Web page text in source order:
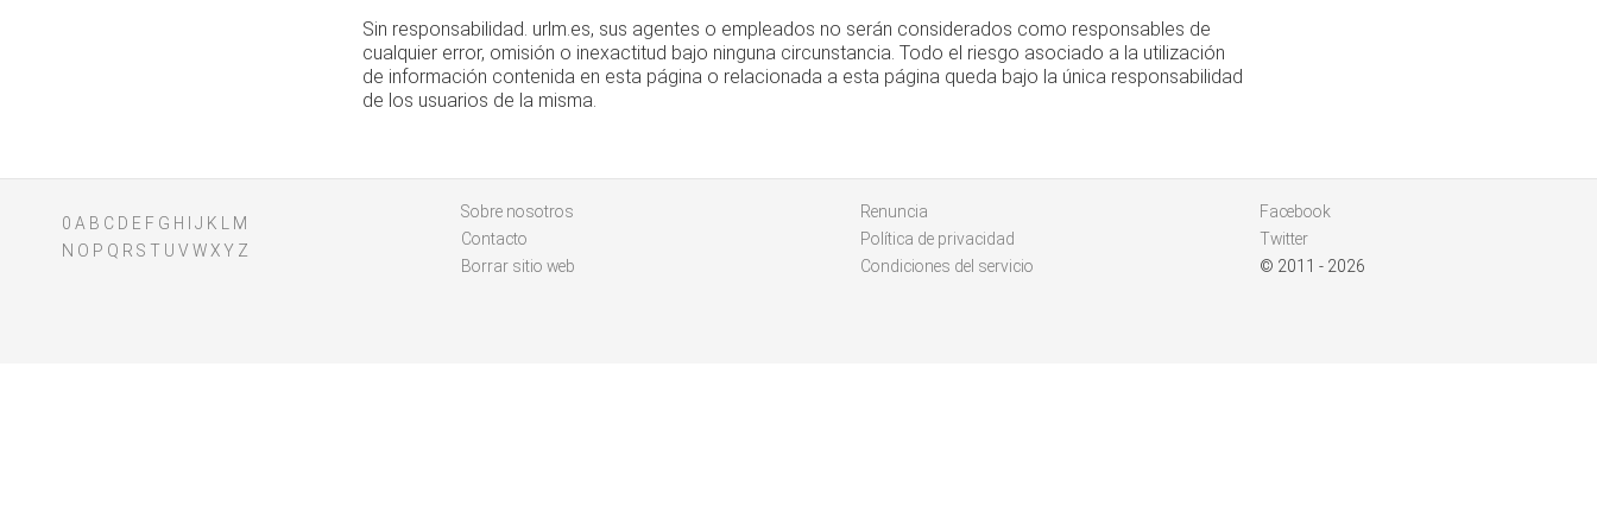
Sin responsabilidad. urlm.es, sus agentes o empleados no serán considerados como responsables de
cualquier error, omisión o inexactitud bajo ninguna circunstancia. Todo el riesgo asociado a la utilización
de información contenida en esta página o relacionada a esta página queda bajo la única responsabilidad
de los usuarios de la misma.
0 A B C D E F G H J K
M
N O P Q R S T U V WXY Z
Sobre nosotros
Contacto
Borrar sitio web
Renuncia
Política de privacidad
Condiciones del servicio
Facebook
Twitter
© 2011 - 2026